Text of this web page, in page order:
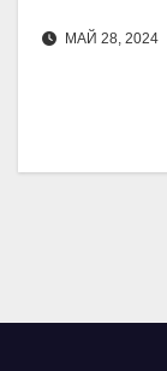
МАЙ 28, 2024